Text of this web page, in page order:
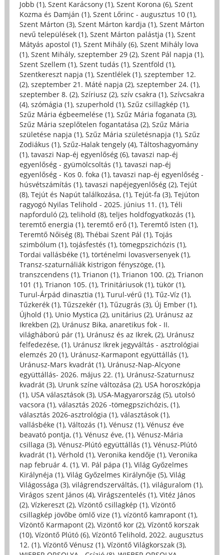
Jobb (1), Szent Karácsony (1), Szent Korona (6), Szent
Kozma és Damján (1), Szent Lőrinc - augusztus 10 (1),
Szent Márton (3), Szent Márton kardja (1), Szent Márton
nevű települések (1), Szent Márton palástja (1), Szent
Mátyás apostol (1), Szent Mihály (6), Szent Mihály lova
(1), Szent Mihály, szeptember 29 (2), Szent Pál napja (1),
Szent Szellem (1), Szent tudás (1), Szentföld (1),
Szentkereszt napja (1), Szentlélek (1), szeptember 12.
(2), szeptember 21. Máté napja (2), szeptember 24. (1),
szeptember 8. (2), Szíriusz (2), szív csakra (1), Szívcsakra
(4), szómágia (1), szuperhold (1), Szűz csillagkép (1),
Szűz Mária égbeemelése (1), Szűz Mária foganata (3),
Szűz Mária szeplőtelen fogantatása (2), Szűz Mária
születése napja (1), Szűz Mária születésnapja (1), Szűz
Zodiákus (1), Szűz-Halak tengely (4), Táltoshagyomány
(1), tavaszi Nap-éj egyenlőség (6), tavaszi nap-éj
egyenlőség - gyümölcsoltás (1), tavaszi nap-éj
egyenlőség - Kos 0. foka (1), tavaszi nap-éj egyenlőség -
húsvétszámítás (1), tavaszi napéjegyenlőség (2), Tejút
(8), Tejút és Napút találkozása, (1), Tejút-fa (3), Tejúton
ragyogó Nyilas Telihold - 2025. június 11. (1), Téli
napforduló (2), telihold (8), teljes holdfogyatkozás (1),
teremtő energia (1), teremtő erő (1), Teremtő Isten (1),
Teremtő Nőiség (8), Thébai Szent Pál (1), Tojás
szimbólum (1), tojásfestés (1), tömegpszichózis (1),
Tordai vallásbéke (1), történelmi lovasversenyek (1),
Transz-szaturnáliák kistrigon fényszöge, (1),
transzcendens (1), Trianon (1), Trianon 100. (2), Trianon
101 (1), Trianon 105. (1), Trinitáriusok (1), tükör (1),
Turul-Árpád dinasztia (1), Turul-vérű (1), Tűz-Víz (1),
Tűzkerék (1), Tűzszekér (1), Tűzugrás (3), Új Ember (1),
Újhold (1), Unio Mystica (2), unitárius (2), Uránusz az
Ikrekben (2), Uránusz Bika, anaretikus fok - II.
világháború pár (1), Uránusz és az Ikrek, (2), Uránusz
felfedezése, (1), Uránusz Ikrek jegyváltás - asztrológiai
elemzés 20 (1), Uránusz-Karmapont együttállás (1),
Uránusz-Mars kvadrát (1), Uránusz-Nap-Alcyone
együttállás- 2026. május 22. (1), Uránusz-Szaturnusz
kvadrát (3), Urunk színe változása (2), USA horoszkópja
(1), USA választások (3), USA-Magyarország (5), utolsó
vacsora (1), választás 2026 -tömegpszichózis, (1),
választás 2026-asztrológia (1), választások (1),
vallásbéke (1), Változás (1), Vénusz (1), Vénusz éve
beavató pontja, (1), Vénusz éve, (1), Vénusz-Mária
csillaga (3), Vénusz-Plútó együttállás (1), Vénusz-Plútó
kvadrát (1), Vérhold (1), Veronika kendője (1), Veronika
nap február 4. (1), VI. Pál pápa (1), Világ Győzelmes
Királynéja (1), Világ Győzelmes Királynője (5), Világ
Világossága (3), világrendszerváltás, (1), világuralom (1),
Virágos szent János (4), Virágszentelés (1), Vitéz János
(2), Vízkereszt (2), Vízöntő csillagkép (1), Vízöntő
csillagkép jövőbe ömlő vize (1), vízöntő kamrapont (1),
Vízöntő Karmapont (2), Vizöntő kor (2), Vízöntő korszak
(10), Vízöntő Plútó (6), Vízöntő Telihold, 2022. augusztus
12. (1), Vízöntő Vénusz (1), Vízöntő Világkorszak (3),